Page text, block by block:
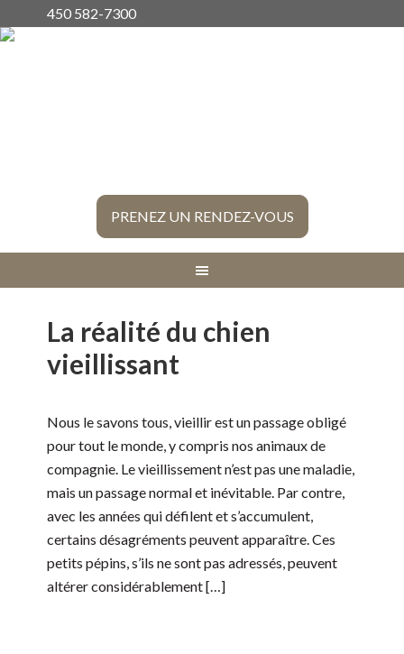
450 582-7300
PRENEZ UN RENDEZ-VOUS
La réalité du chien
vieillissant
Nous le savons tous, vieillir est un passage obligé
pour tout le monde, y compris nos animaux de
compagnie. Le vieillissement n’est pas une maladie,
mais un passage normal et inévitable. Par contre,
avec les années qui défilent et s’accumulent,
certains désagréments peuvent apparaître. Ces
petits pépins, s’ils ne sont pas adressés, peuvent
altérer considérablement […]